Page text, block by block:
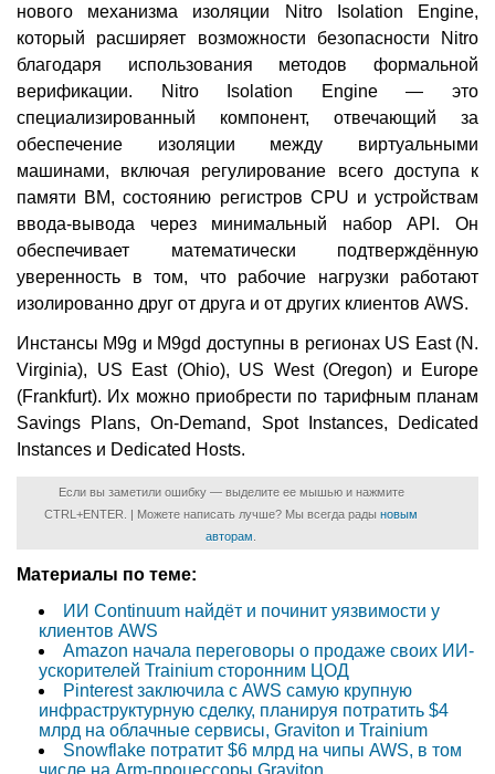
нового механизма изоляции Nitro Isolation Engine,
который расширяет возможности безопасности Nitro
благодаря использования методов формальной
верификации. Nitro Isolation Engine — это
специализированный компонент, отвечающий за
обеспечение изоляции между виртуальными
машинами, включая регулирование всего доступа к
памяти ВМ, состоянию регистров CPU и устройствам
ввода-вывода через минимальный набор API. Он
обеспечивает математически подтверждённую
уверенность в том, что рабочие нагрузки работают
изолированно друг от друга и от других клиентов AWS.
Инстансы M9g и M9gd доступны в регионах US East (N.
Virginia), US East (Ohio), US West (Oregon) и Europe
(Frankfurt). Их можно приобрести по тарифным планам
Savings Plans, On-Demand, Spot Instances, Dedicated
Instances и Dedicated Hosts.
Если вы заметили ошибку — выделите ее мышью и нажмите
CTRL+ENTER. | Можете написать лучше? Мы всегда рады новым
авторам
Материалы по теме:
ИИ Continuum найдёт и починит уязвимости у
клиентов AWS
Amazon начала переговоры о продаже своих ИИ-
ускорителей Trainium сторонним ЦОД
Pinterest заключила с AWS самую крупную
инфраструктурную сделку, планируя потратить $4
млрд на облачные сервисы, Graviton и Trainium
Snowflake потратит $6 млрд на чипы AWS, в том
числе на Arm-процессоры Graviton